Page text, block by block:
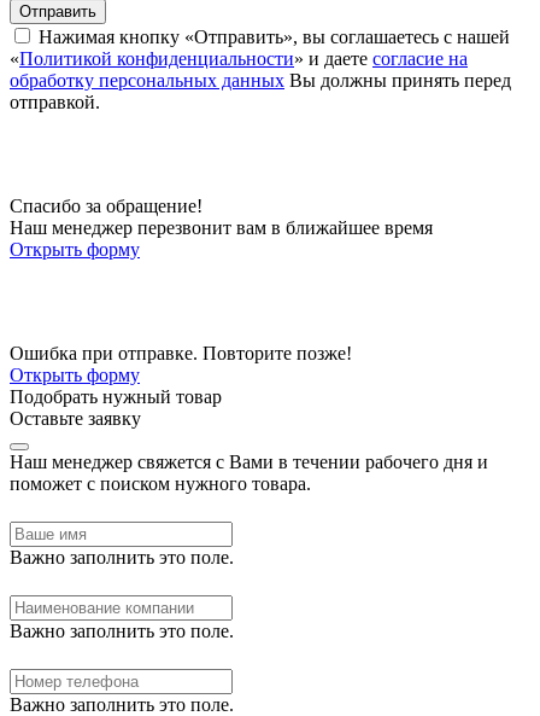
Отправить
Нажимая кнопку «Отправить», вы соглашаетесь с нашей
«Политикой конфиденциальности» и даете согласие на
обработку персональных данных Вы должны принять перед
отправкой.
Спасибо за обращение!
Наш менеджер перезвонит вам в ближайшее время
Открыть форму
Ошибка при отправке. Повторите позже!
Открыть форму
Подобрать нужный товар
Оставьте заявку
Наш менеджер свяжется с Вами в течении рабочего дня и
поможет с поиском нужного товара.
Важно заполнить это поле.
Важно заполнить это поле.
Важно заполнить это поле.